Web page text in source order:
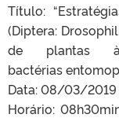
Título:
(Diptera:
de plantas
bactérias
Data: 08/03/2019
Horário: